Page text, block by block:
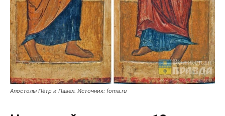
Апостолы Пётр и Павел. Источник: foma.ru